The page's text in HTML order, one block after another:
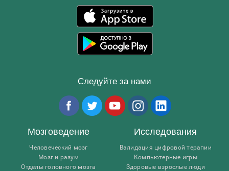
Следуйте за нами
Мозговедение
Человеческий мозг
Мозг и разум
Отделы головного мозга
Исследования
Валидация цифровой терапии
Компьютерные игры
Здоровые взрослые люди